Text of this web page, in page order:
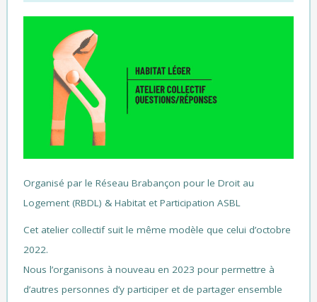
Organisé par le Réseau Brabançon pour le Droit au
Logement (RBDL) & Habitat et Participation ASBL
Cet atelier collectif suit le même modèle que celui d’octobre
2022.
Nous l’organisons à nouveau en 2023 pour permettre à
d’autres personnes d’y participer et de partager ensemble